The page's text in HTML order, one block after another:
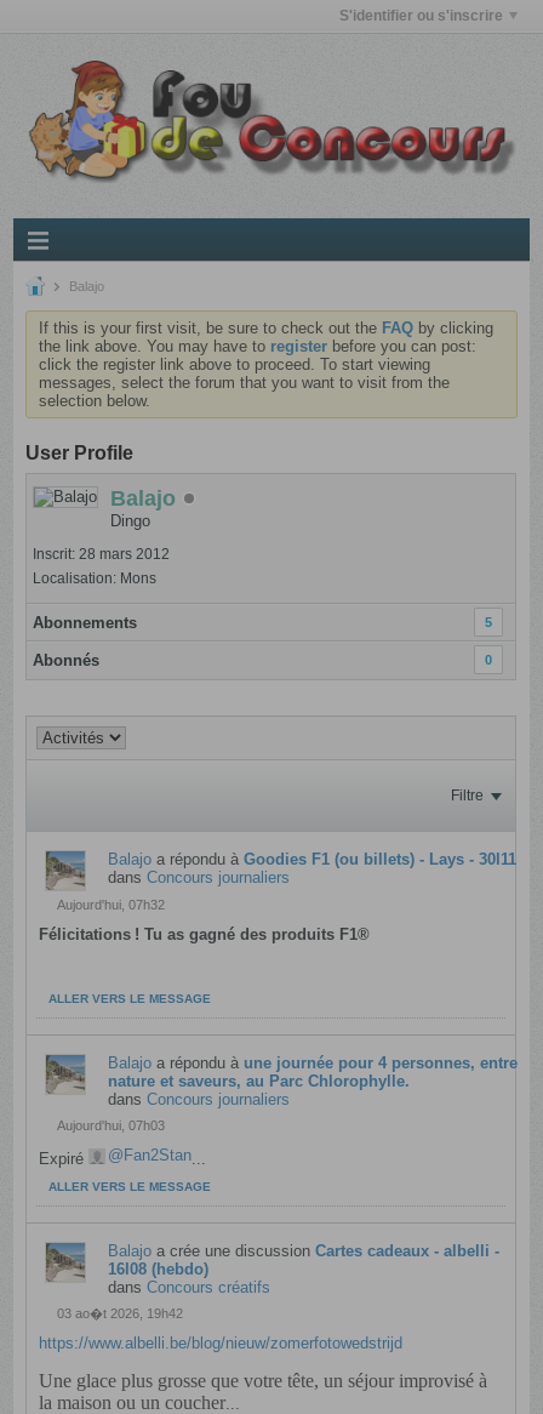
S'identifier ou s'inscrire
Balajo
If this is your first visit, be sure to check out the FAQ by clicking
the link above. You may have to register before you can post:
click the register link above to proceed. To start viewing
messages, select the forum that you want to visit from the
selection below.
User Profile
Balajo
Dingo
Inscrit: 28 mars 2012
Localisation: Mons
Abonnements 5
Abonnés 0
Filtre
Balajo a répondu àGoodies F1 (ou billets) - Lays - 30l11
dansConcours journaliers
Aujourd'hui, 07h32
Félicitations ! Tu as gagné des produits F1®
ALLER VERS LE MESSAGE
Balajo a répondu à une journée pour 4 personnes, entre
nature et saveurs, au Parc Chlorophylle.
dansConcours journaliers
Aujourd'hui, 07h03
Expiré Fan2Stan...
ALLER VERS LE MESSAGE
Balajo a crée une discussionCartes cadeaux - albelli -
16l08 (hebdo)
dansConcours créatifs
03 ao�t 2026, 19h42
https://www.albelli.be/blog/nieuw/zomerfotowedstrijd
Une glace plus grosse que votre tête, un séjour improvisé à
la maison ou un coucher...